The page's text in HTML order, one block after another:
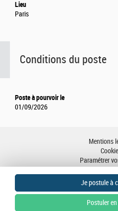
Lieu
Paris
Conditions du poste
Poste à pourvoir le
01/09/2026
Mentions
Paramétrer
Plan du
Aller en